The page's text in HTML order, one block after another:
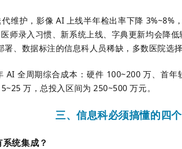
维护，影像 AI 上线半年检出率下降 3%~8%
师录入习惯、新系统上线、字典更新均会降
署、数据标注的信息科人员稀缺，多数医院选
AI 全周期综合成本：硬件 100~200 万、首
万，总投入区间为 250~500 万元。
三、信息科必须搞懂的四
统集成？